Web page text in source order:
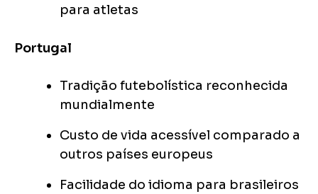
para atletas
Portugal
Tradição futebolística reconhecida
mundialmente
Custo de vida acessível comparado a
outros países europeus
Facilidade do idioma para brasileiros